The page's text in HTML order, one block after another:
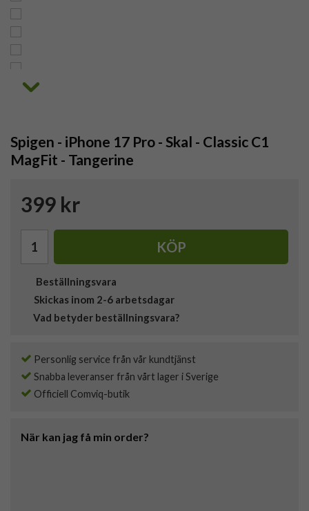
Spigen - iPhone 17 Pro - Skal - Classic C1
MagFit - Tangerine
399 kr
KÖP
Beställningsvara
Skickas inom 2-6 arbetsdagar
Vad betyder beställningsvara?
Personlig service från vår kundtjänst
Snabba leveranser från vårt lager i Sverige
Officiell Comviq-butik
När kan jag få min order?